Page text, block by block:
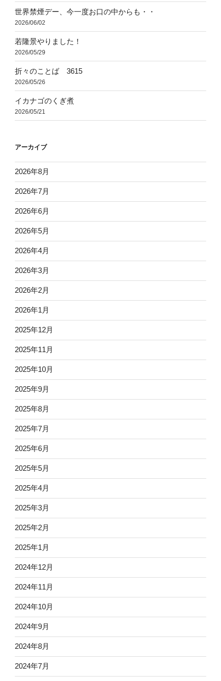
世界禁煙デー、今一度お口の中からも・・
2026/06/02
若隆景やりました！
2026/05/29
折々のことば 3615
2026/05/26
イカナゴのくぎ煮
2026/05/21
アーカイブ
2026年8月
2026年7月
2026年6月
2026年5月
2026年4月
2026年3月
2026年2月
2026年1月
2025年12月
2025年11月
2025年10月
2025年9月
2025年8月
2025年7月
2025年6月
2025年5月
2025年4月
2025年3月
2025年2月
2025年1月
2024年12月
2024年11月
2024年10月
2024年9月
2024年8月
2024年7月